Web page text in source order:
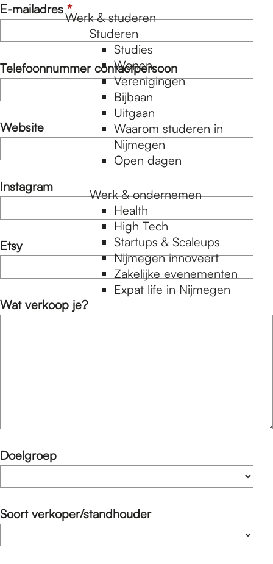
Werk & studeren
Studeren
Studies
Wonen
Verenigingen
Bijbaan
Uitgaan
Waarom studeren in
Nijmegen
Open dagen
Werk & ondernemen
Health
High Tech
Startups & Scaleups
Nijmegen innoveert
Zakelijke evenementen
Expat life in Nijmegen
t
l
i
c
h
t
E-mailadres*v
e
r
l
c
t
Telefoonnummer contactpersoon
Website
Instagram
Etsy
Wat verkoop je?
Doelgroep
Soort verkoper/standhouder